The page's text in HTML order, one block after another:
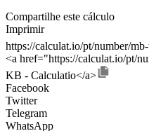
Compartilhe este cálculo
Imprimir
https://calculat.io/pt/number/
<a href="https://calculat.io/pt/
KB - Calculatio</a>
Facebook
Twitter
Telegram
WhatsApp